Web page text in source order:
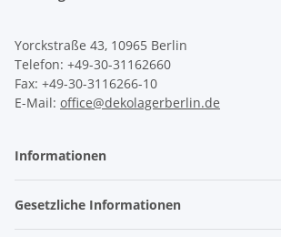
Yorckstraße 43, 10965 Berlin
Telefon: +49-30-31162660
Fax: +49-30-3116266-10
E-Mail: office@dekolagerberlin.de
Informationen
Gesetzliche Informationen